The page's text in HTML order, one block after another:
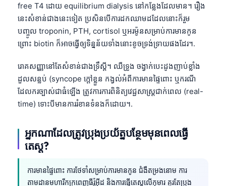
free T4 ដោយ equilibrium dialysis នៅកន្លែងដែលមាន។ រឿង
នេះសំខាន់ជាងនេះទៀត ប្រសិនបើការដកឈាមដដែលនោះក៏រួម
បញ្ចូល troponin, PTH, cortisol ឬអរម៉ូនសម្រាប់ការមានកូន
ព្រោះ biotin ក៏អាចធ្វើឲ្យទិន្នន័យទាំងនោះខូចទ្រង់ទ្រាយផងដែរ។.
រោគសញ្ញានៅតែសំខាន់ជាងទ្រឹស្តី។ ឈឺទ្រូង ចង្វាក់បេះដូងញាប់ខ្លាំង
ដួលសន្លប់ (syncope ក្តៅខ្លួន កង្វល់អំពីការមានផ្ទៃពោះ ឬករណី
ដែលករច្បាស់ជាធំឡើង ត្រូវការការពិនិត្យវេជ្ជសាស្ត្រជាក់ពេល (real-
time) ទោះបីមានការរំខានទំនងក៏ដោយ។.
អ្នកណាដែលត្រូវប្រុងប្រយ័ត្នបន្ថែមមុនពេលធ្វើ
តេស្ត?
ការមានផ្ទៃពោះ ការថែទាំសម្រាប់ការមានកូន ជំងឺតម្រងនោម ការ
តាមដានមហារីកក្រពេញធីរ៉ូអ៊ីដ និងការធ្វើតេស្តលើកុមារ គួរតែប្រុង
Suomi
Slovenčina
سنڌي
සිංහල
অসমীয়া
Galego
Latviešu valoda
Македонски јазик